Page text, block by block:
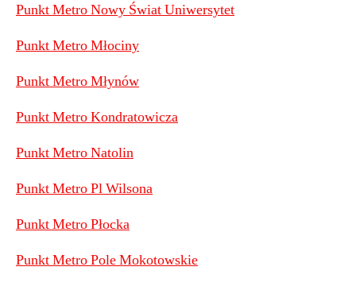
Punkt Metro Nowy Świat Uniwersytet
Punkt Metro Młociny
Punkt Metro Młynów
Punkt Metro Kondratowicza
Punkt Metro Natolin
Punkt Metro Pl Wilsona
Punkt Metro Płocka
Punkt Metro Pole Mokotowskie